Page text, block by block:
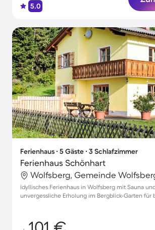
5.0
Ferienhaus ∙ 5 Gäste ∙ 3 Schlafzimmer
Ferienhaus Schönhart
Wolfsberg, Gemeinde
Idyllisches Ferienhaus in Wolfsberg mit Sauna
unvergessliche Erholung im Bergblick-Garten für